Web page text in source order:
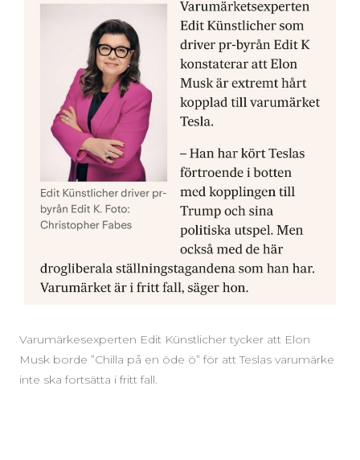
Varumärkesexperten Edit Künstlicher tycker att Elon
Musk borde ”Chilla på en öde ö” för att Teslas varumärke
inte ska fortsätta i fritt fall.